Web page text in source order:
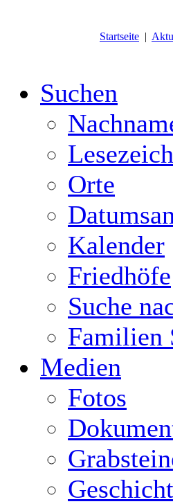
Startseite |
Suchen
Orte
Kalender
Friedhöfe
Suche
Familien
Medien
Fotos